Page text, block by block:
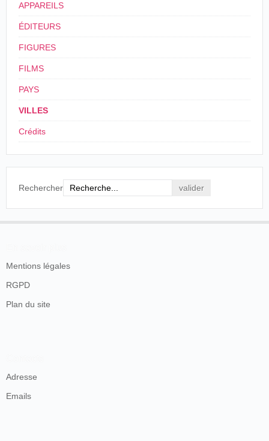
APPAREILS
ÉDITEURS
FIGURES
FILMS
PAYS
VILLES
Crédits
Rechercher
Mentions légales
RGPD
Plan du site
Adresse
Emails